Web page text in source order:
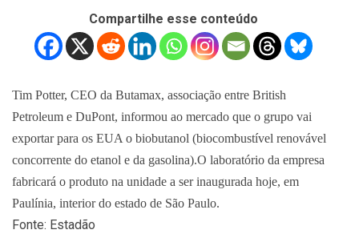
Compartilhe esse conteúdo
Tim Potter, CEO da Butamax, associação entre British
Petroleum e DuPont, informou ao mercado que o grupo vai
exportar para os EUA o biobutanol (biocombustível renovável
concorrente do etanol e da gasolina).O laboratório da empresa
fabricará o produto na unidade a ser inaugurada hoje, em
Paulínia, interior do estado de São Paulo.
Fonte: Estadão